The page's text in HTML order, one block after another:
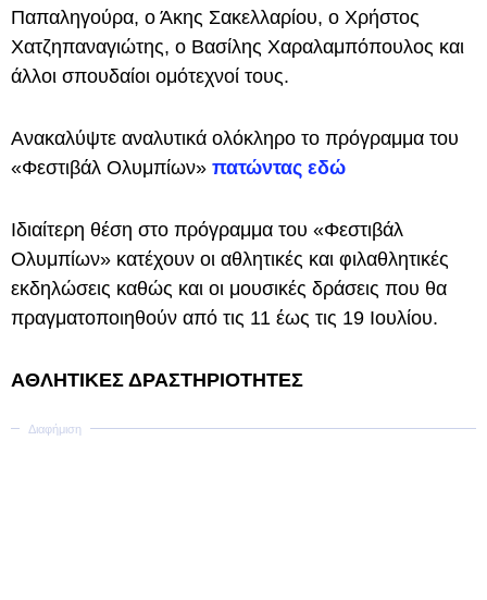
Παπαληγούρα, ο Άκης Σακελλαρίου, ο Χρήστος
Χατζηπαναγιώτης, ο Βασίλης Χαραλαμπόπουλος και
άλλοι σπουδαίοι ομότεχνοί τους.
Ανακαλύψτε αναλυτικά ολόκληρο το πρόγραμμα του
«Φεστιβάλ Ολυμπίων» πατώντας εδώ
Ιδιαίτερη θέση στο πρόγραμμα του «Φεστιβάλ
Ολυμπίων» κατέχουν οι αθλητικές και φιλαθλητικές
εκδηλώσεις καθώς και οι μουσικές δράσεις που θα
πραγματοποιηθούν από τις 11 έως τις 19 Ιουλίου.
ΑΘΛΗΤΙΚΕΣ ΔΡΑΣΤΗΡΙΟΤΗΤΕΣ